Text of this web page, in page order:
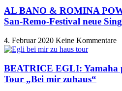
AL BANO & ROMINA
San-Remo-Festival neue
4. Februar 2020 Keine Kommentare
BEATRICE EGLI: Yamaha
Tour „Bei mir zuhaus“